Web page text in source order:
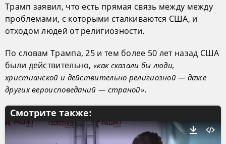
Трамп заявил, что есть прямая связь между между
проблемами, с которыми сталкиваются США, и
отходом людей от религиозности.
По словам Трампа, 25 и тем более 50 лет назад США
были действительно, «как сказали бы люди,
христианской и действительно религиозной — даже
других вероисповеданий — страной».
Смотрите также: